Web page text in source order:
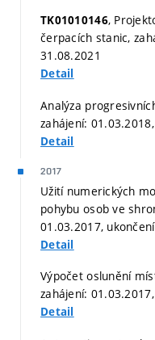
TK01010146,
čerpacích stanic,
31.08.2021
Detail
Analýza
zahájení:
Detail
2017
Užití numerických
pohybu osob ve
01.03.2017,
Detail
Výpočet oslunění
zahájení:
Detail